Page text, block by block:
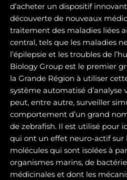
d’acheter un dispositif
découverte de nouveaux
traitement des maladies liées
central, tels que les maladies
l’épilepsie et les troubles de
Biology Group est le premier
la Grande Région à utiliser
système automatisé d’analyse
peut, entre autre, surveiller
comportement d’un grand
de zebrafish. Il est utilisé pour
qui ont un effet neuro-actif sur
molécules qui sont isolées à
organismes marins, de
médicinales et dont les